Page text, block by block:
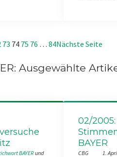
73 74 75 76 … 84Nächste Seite
Ausgewählte
BAYER
und
02/
BAYER
CBG
1.